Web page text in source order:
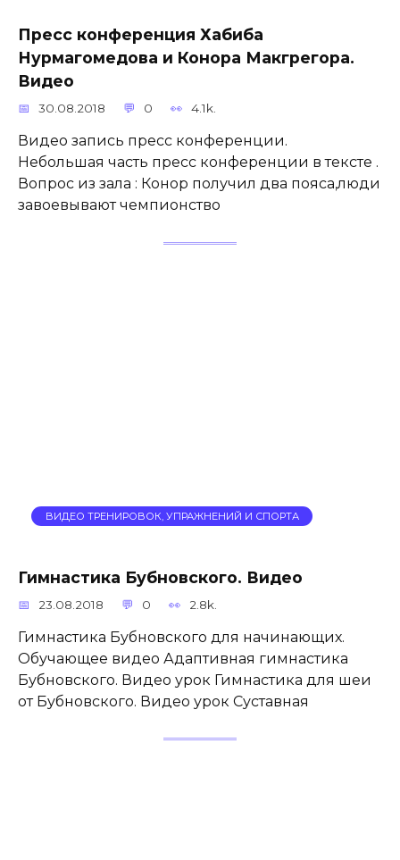
Пресс конференция Хабиба
Нурмагомедова и Конора Макгрегора.
Видео
30.08.2018 0 4.1k.
Видео запись пресс конференции.
Небольшая часть пресс конференции в тексте .
Вопрос из зала : Конор получил два пояса,люди
завоевывают чемпионство
ВИДЕО ТРЕНИРОВОК, УПРАЖНЕНИЙ И СПОРТА
Гимнастика Бубновского. Видео
23.08.2018 0 2.8k.
Гимнастика Бубновского для начинающих.
Обучающее видео Адаптивная гимнастика
Бубновского. Видео урок Гимнастика для шеи
от Бубновского. Видео урок Суставная